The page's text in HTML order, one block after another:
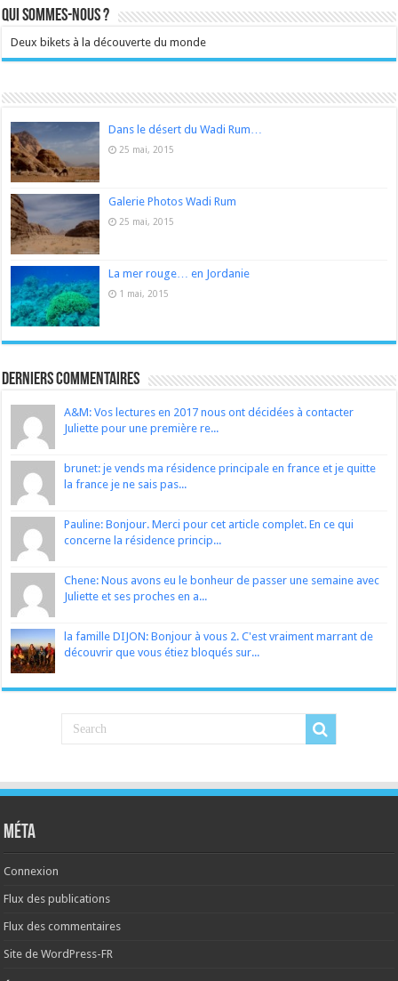
Qui sommes-nous ?
Deux bikets à la découverte du monde
Dans le désert du Wadi Rum…
25 mai, 2015
Galerie Photos Wadi Rum
25 mai, 2015
La mer rouge… en Jordanie
1 mai, 2015
Derniers Commentaires
A&M: Vos lectures en 2017 nous ont décidées à contacter
Juliette pour une première re...
brunet: je vends ma résidence principale en france et je quitte
la france je ne sais pas...
Pauline: Bonjour. Merci pour cet article complet. En ce qui
concerne la résidence princip...
Chene: Nous avons eu le bonheur de passer une semaine avec
Juliette et ses proches en a...
la famille DIJON: Bonjour à vous 2. C'est vraiment marrant de
découvrir que vous étiez bloqués sur...
Méta
Connexion
Flux des publications
Flux des commentaires
Site de WordPress-FR